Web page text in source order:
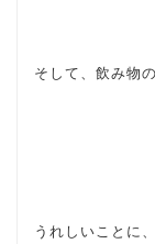
そして、飲み物
うれしいことに